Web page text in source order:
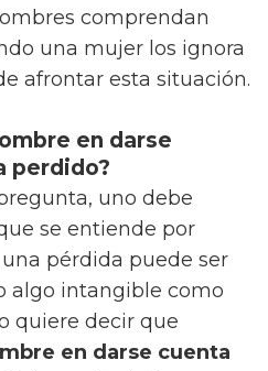
comprendan
una mujer los ignora
afrontar esta situación.
en darse
perdido?
uno debe
se entiende por
pérdida puede ser
algo intangible como
quiere decir que
en darse cuenta